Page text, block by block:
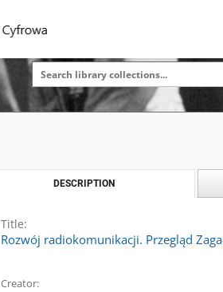
DESCRIPTION
Title:
Rozwój radiokomunikacji. Przegląd
Creator: